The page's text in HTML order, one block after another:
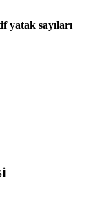
yatak sayıları